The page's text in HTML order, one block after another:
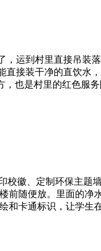
运到村里直接吊装
接装干净的直饮水
也是村里的红色服
徽、定制环保主题
随便放。里面的
卡通标识，让学